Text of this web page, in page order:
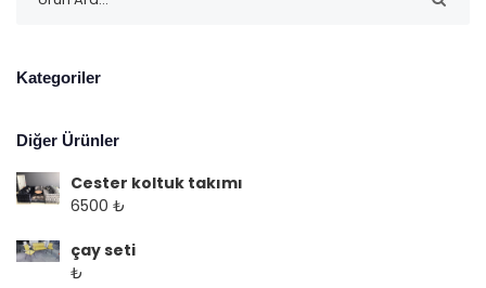
Kategoriler
Diğer Ürünler
Cester koltuk takımı
6500 ₺
çay seti
₺